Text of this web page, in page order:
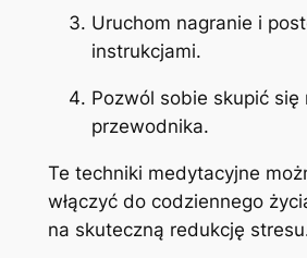
Uruchom nagranie i
instrukcjami.
Pozwól sobie skupić się
przewodnika.
Te techniki medytacyjne
włączyć do codziennego
na skuteczną redukcję